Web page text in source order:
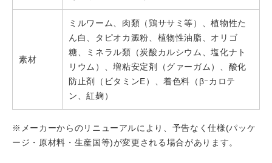
素材
ミルワーム、肉類（鶏ササミ等）、植物性た
ん白、タピオカ澱粉、植物性油脂、オリゴ
糖、ミネラル類（炭酸カルシウム、塩化ナト
リウム）、増粘安定剤（グァーガム）、酸化
防止剤（ビタミンE）、着色料（βｰカロテ
ン、紅麹）
※メーカーからのリニューアルにより、予告なく仕様(パッケ
ージ・原材料・生産国等)が変更される場合があります。